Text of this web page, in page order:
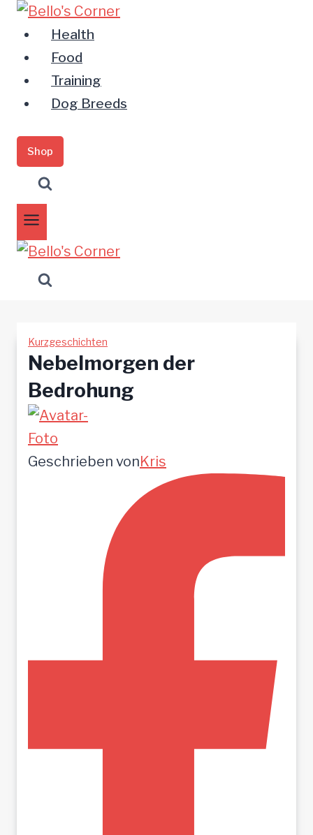
Zum
Inhalt
springen
Health
Food
Training
Dog Breeds
Shop
Kurzgeschichten
Nebelmorgen der
Bedrohung
Geschrieben vonKris